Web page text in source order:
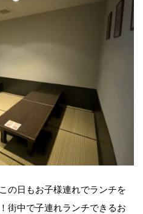
の日もお子様連れでランチを
街中で子連れランチできるお